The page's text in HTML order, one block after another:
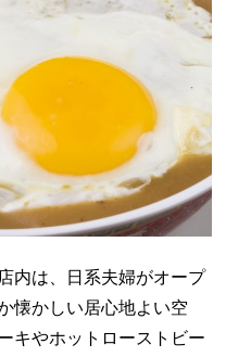
内は、日系夫婦がオープ
懐かしい居心地よい空
キやホットローストビー